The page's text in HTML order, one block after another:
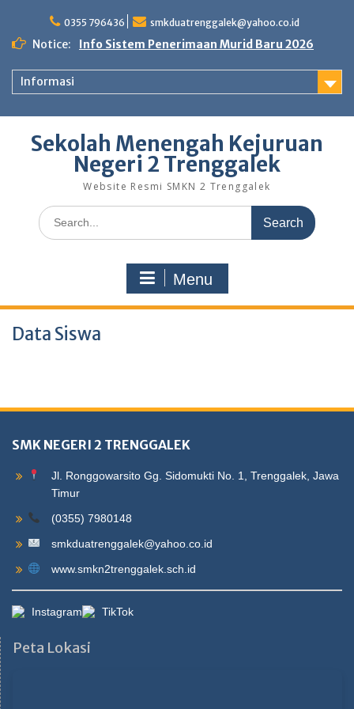
content
0355 796436 smkduatrenggalek@yahoo.co.id
Notice: Info Sistem Penerimaan Murid Baru 2026
Informasi
Sekolah Menengah Kejuruan
Negeri 2 Trenggalek
Website Resmi SMKN 2 Trenggalek
Search
for:
Menu
Data Siswa
SMK NEGERI 2 TRENGGALEK
Jl. Ronggowarsito Gg. Sidomukti No. 1, Trenggalek, Jawa
Timur
(0355) 7980148
smkduatrenggalek@yahoo.co.id
www.smkn2trenggalek.sch.id
Instagram TikTok
Peta Lokasi